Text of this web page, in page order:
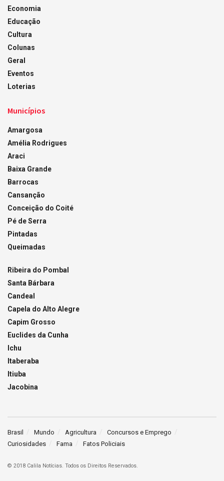
Economia
Educação
Cultura
Colunas
Geral
Eventos
Loterias
Municípios
Amargosa
Amélia Rodrigues
Araci
Baixa Grande
Barrocas
Cansanção
Conceição do Coité
Pé de Serra
Pintadas
Queimadas
Ribeira do Pombal
Santa Bárbara
Candeal
Capela do Alto Alegre
Capim Grosso
Euclides da Cunha
Ichu
Itaberaba
Itiuba
Jacobina
Brasil Mundo Agricultura
Concursos e Emprego
Curiosidades
Fama Fatos Policiais
© 2018 Calila Notícias. Todos os Direitos Reservados.